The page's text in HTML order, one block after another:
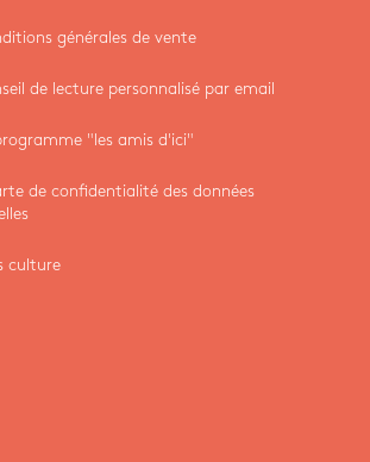
générales de vente
de lecture personnalisé par email
"les amis d'ici"
de confidentialité des données
culture